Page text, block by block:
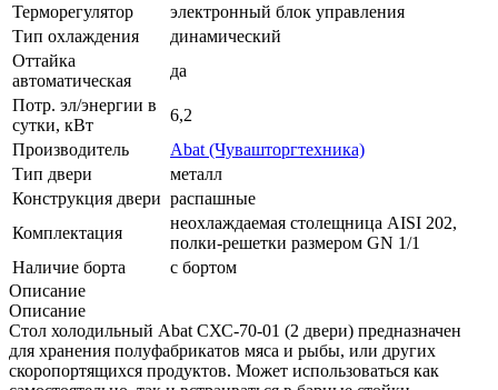
Терморегулятор
электронный блок управления
Тип охлаждения
динамический
Оттайка
автоматическая
да
Потр. эл/энергии в
сутки, кВт
6,2
Производитель
Abat (Чувашторгтехника)
Тип двери
металл
Конструкция двери распашные
Комплектация
неохлаждаемая столещница AISI 202,
полки-решетки размером GN 1/1
Наличие борта
с бортом
Описание
Описание
Стол холодильный Abat СХС-70-01 (2 двери) предназначен
для хранения полуфабрикатов мяса и рыбы, или других
скоропортящихся продуктов. Может использоваться как